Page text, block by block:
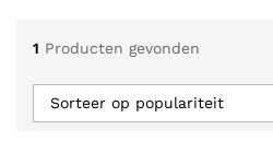
1 Producten gevonden
Sorteer op populariteit